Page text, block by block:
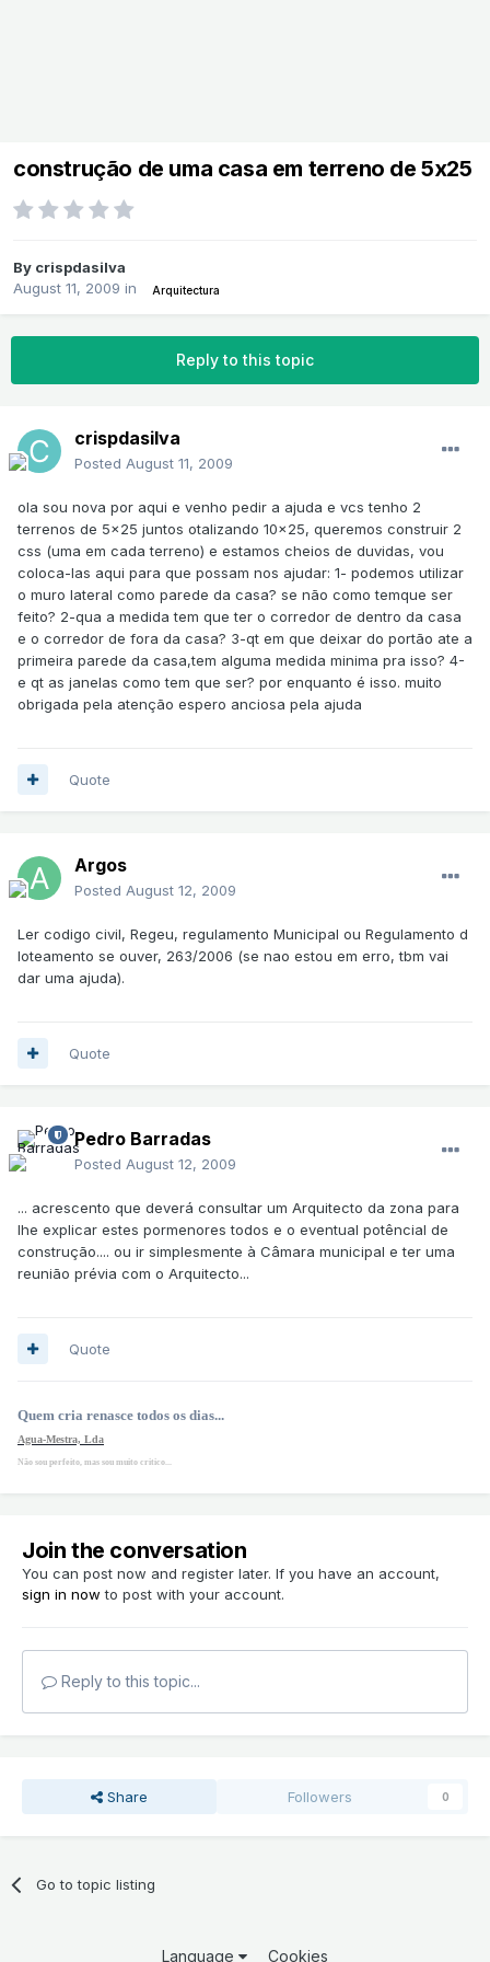
construção de uma casa em terreno de 5x25
By crispdasilva
August 11, 2009 in Arquitectura
Reply to this topic
crispdasilva
Posted August 11, 2009
ola sou nova por aqui e venho pedir a ajuda e vcs tenho 2
terrenos de 5x25 juntos otalizando 10x25, queremos construir 2
css (uma em cada terreno) e estamos cheios de duvidas, vou
coloca-las aqui para que possam nos ajudar: 1- podemos utilizar
o muro lateral como parede da casa? se não como temque ser
feito? 2-qua a medida tem que ter o corredor de dentro da casa
e o corredor de fora da casa? 3-qt em que deixar do portão ate a
primeira parede da casa,tem alguma medida minima pra isso? 4-
e qt as janelas como tem que ser? por enquanto é isso. muito
obrigada pela atenção espero anciosa pela ajuda
Quote
Argos
Posted August 12, 2009
Ler codigo civil, Regeu, regulamento Municipal ou Regulamento d
loteamento se ouver, 263/2006 (se nao estou em erro, tbm vai
dar uma ajuda).
Quote
Pedro Barradas
Posted August 12, 2009
... acrescento que deverá consultar um Arquitecto da zona para
lhe explicar estes pormenores todos e o eventual potêncial de
construção.... ou ir simplesmente à Câmara municipal e ter uma
reunião prévia com o Arquitecto...
Quote
Quem cria renasce todos os dias...
Agua-Mestra, Lda
Não sou perfeito, mas sou muito critico...
Join the conversation
You can post now and register later. If you have an account,
sign in now to post with your account.
Reply to this topic...
Share Followers 0
Go to topic listing
Language Cookies